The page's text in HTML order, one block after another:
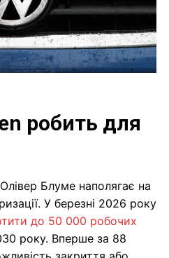
робить для
Блуме наполягає на
У березні 2026 року
до 50 000 робочих
року. Вперше за 88